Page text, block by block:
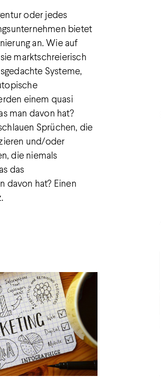
oder jedes
bietet
an. Wie auf
marktschreierisch
Systeme,
einem quasi
man davon hat?
Sprüchen, die
und/oder
die niemals
das
davon hat? Einen